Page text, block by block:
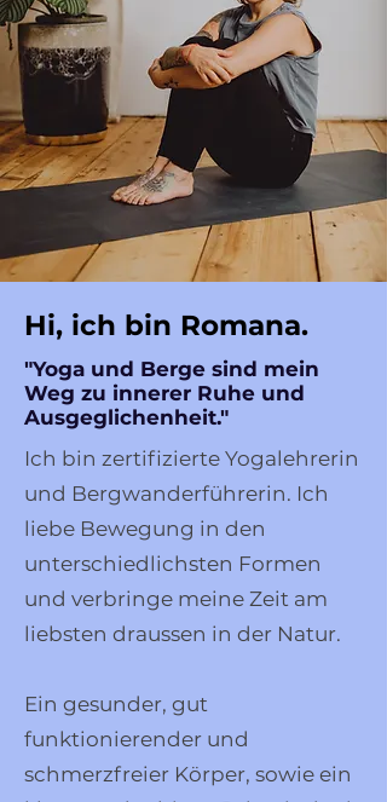
Hi, ich bin Romana.
"Yoga und Berge sind mein
Weg zu innerer Ruhe und
Ausgeglichenheit."
Ich bin zertifizierte Yogalehrerin
und Bergwanderführerin. Ich
liebe Bewegung in den
unterschiedlichsten Formen
und verbringe meine Zeit am
liebsten draussen in der Natur.
Ein gesunder, gut
funktionierender und
schmerzfreier Körper, sowie ein